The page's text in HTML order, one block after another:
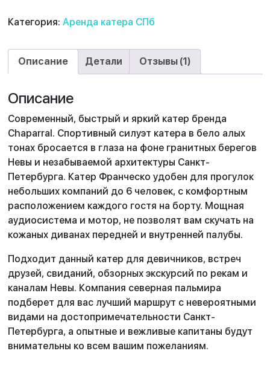
Категория: Аренда катера СПб
Описание Детали Отзывы (1)
Описание
Современный, быстрый и яркий катер бренда
Chaparral. Спортивный силуэт катера в бело алых
тонах бросается в глаза на фоне гранитных берегов
Невы и незабываемой архитектуры Санкт-
Петербурга. Катер Франческо удобен для прогулок
небольших компаний до 6 человек, с комфортным
расположением каждого гостя на борту. Мощная
аудиосистема и мотор, не позволят вам скучать на
кожаных диванах передней и внутренней палубы.
Подходит данный катер для девичников, встреч
друзей, свиданий, обзорных экскурсий по рекам и
каналам Невы. Компания северная пальмира
подберет для вас лучший маршрут с невероятными
видами на достопримечательности Санкт-
Петербурга, а опытные и вежливые капитаны будут
внимательны ко всем вашим пожеланиям.